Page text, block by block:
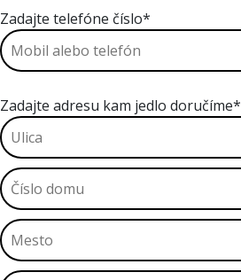
Zadajte telefóne číslo*
Zadajte adresu kam jedlo doručíme*